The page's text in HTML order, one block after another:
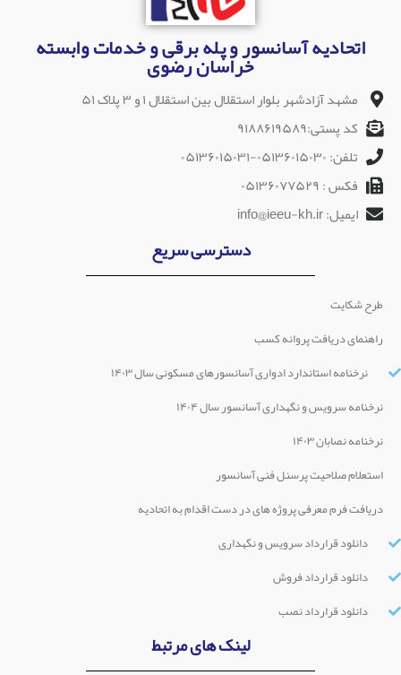
اتحادیه آسانسور و پله برقی و خدمات وابسته
خراسان رضوی
مشهد آزادشهر بلوار استقلال بین استقلال ۱ و ۳ پلاک ۵۱
کد پستی:۹۱۸۸۶۱۹۵۸۹
تلفن: ۰۵۱۳۶۰۱۵۰۳۰-۰۵۱۳۶۰۱۵۰۳۱
فکس : ۰۵۱۳۶۰۷۷۵۲۹
ایمیل: info@ieeu-kh.ir
دسترسی سریع
طرح شکایت
راهنمای دریافت پروانه کسب
نرخنامه استاندارد ادواری آسانسورهای مسکونی سال ۱۴۰۳
نرخنامه سرویس و نگهداری آسانسور سال ۱۴۰۴
نرخنامه نصابان ۱۴۰۳
استعلام صلاحیت پرسنل فنی آسانسور
دریافت فرم معرفی پروژه های در دست اقدام به اتحادیه
دانلود قرارداد سرویس و نگهداری
دانلود قرارداد فروش
دانلود قرارداد نصب
لینک های مرتبط